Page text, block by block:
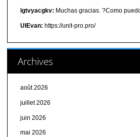
lgtvyacgkv: Muchas gracias. ?Como
UIEvan: https://unit-pro.pro/
Archives
août 2026
juillet 2026
juin 2026
mai 2026